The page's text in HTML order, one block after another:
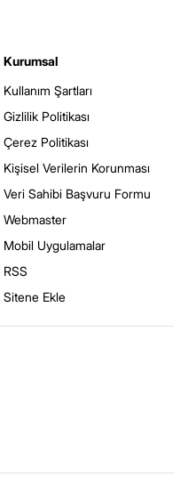
Kurumsal
Kullanım Şartları
Gizlilik Politikası
Çerez Politikası
Kişisel Verilerin Korunması
Veri Sahibi Başvuru Formu
Webmaster
Mobil Uygulamalar
RSS
Sitene Ekle